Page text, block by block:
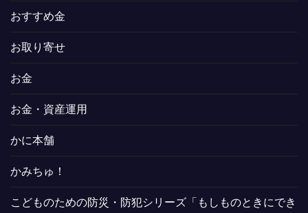
おすすめ金
お取り寄せ
お金
お金・資産運用
かに本舗
かみちゅ！
こどものための防災・防犯シリーズ「もしものときにでき